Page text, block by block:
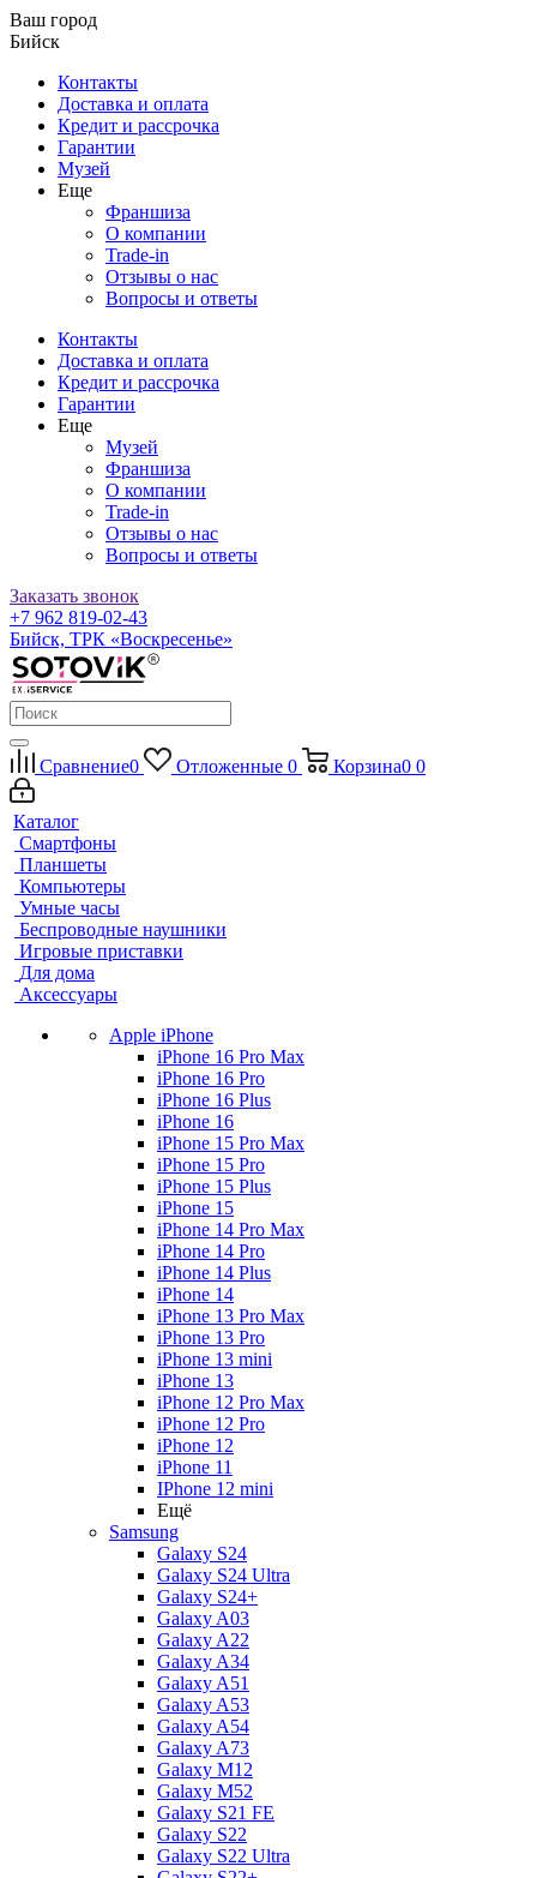
Ваш город
Бийск
Контакты
Доставка и оплата
Кредит и рассрочка
Гарантии
Музей
Еще
Франшиза
О компании
Trade-in
Отзывы о нас
Вопросы и ответы
Контакты
Доставка и оплата
Кредит и рассрочка
Гарантии
Еще
Музей
Франшиза
О компании
Trade-in
Отзывы о нас
Вопросы и ответы
Заказать звонок
+7 962 819-02-43
Бийск, ТРК «Воскресенье»
Сравнение0 Отложенные 0 Корзина0 0
Каталог
Смартфоны
Планшеты
Компьютеры
Умные часы
Беспроводные наушники
Игровые приставки
Для дома
Аксессуары
Apple iPhone
iPhone 16 Pro Max
iPhone 16 Pro
iPhone 16 Plus
iPhone 16
iPhone 15 Pro Max
iPhone 15 Pro
iPhone 15 Plus
iPhone 15
iPhone 14 Pro Max
iPhone 14 Pro
iPhone 14 Plus
iPhone 14
iPhone 13 Pro Max
iPhone 13 Pro
iPhone 13 mini
iPhone 13
iPhone 12 Pro Max
iPhone 12 Pro
iPhone 12
iPhone 11
IPhone 12 mini
Ещё
Samsung
Galaxy S24
Galaxy S24 Ultra
Galaxy S24+
Galaxy A03
Galaxy A22
Galaxy A34
Galaxy A51
Galaxy A53
Galaxy A54
Galaxy A73
Galaxy M12
Galaxy M52
Galaxy S21 FE
Galaxy S22
Galaxy S22 Ultra